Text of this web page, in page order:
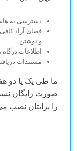
دسترسی به
فضای آزاد
و نوشتن
اطلاعات
مستندات
ما طی یک یا دو
صورت رایگان
را برایتان نصب